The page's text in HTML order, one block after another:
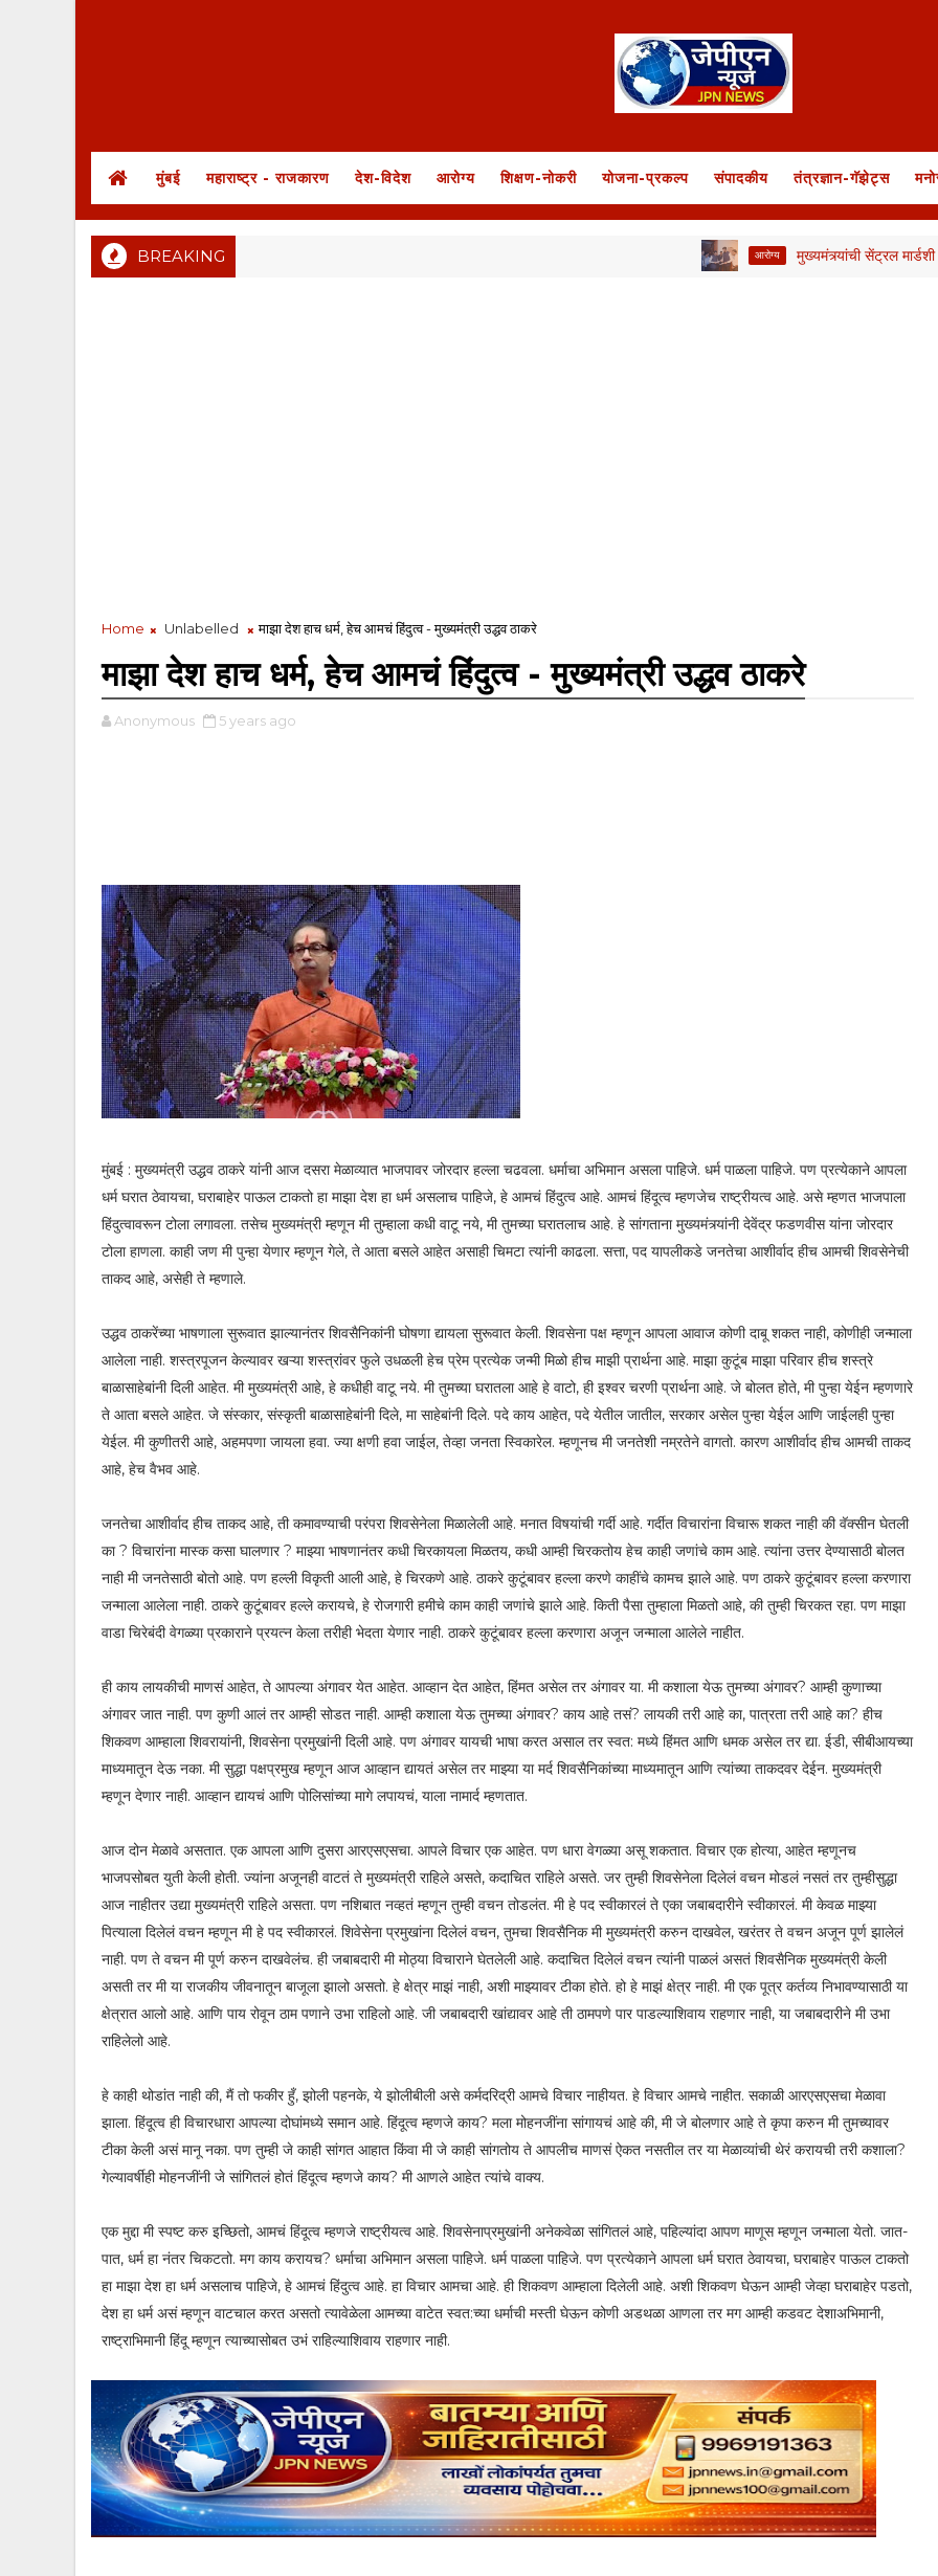
मुंबई महाराष्ट्र - राजकारण देश-विदेश आरोग्य शिक्षण-नोकरी योजना-प्रकल्प संपादकीय तंत्रज्ञान-गॅझेट्स
BREAKING आरोग्य मुख्यमंत्र्यांची सेंट्रल मार्डशी बैठक;
Home Unlabelled माझा देश हाच धर्म, हेच आमचं हिंदुत्व - मुख्यमंत्री उद्धव ठाकरे
माझा देश हाच धर्म, हेच आमचं हिंदुत्व - मुख्यमंत्री उद्धव ठाकरे
Anonymous 5 years ago
मुंबई : मुख्यमंत्री उद्धव ठाकरे यांनी आज दसरा मेळाव्यात भाजपावर जोरदार हल्ला चढवला. धर्माचा अभिमान असला पाहिजे. धर्म पाळला पाहिजे. पण प्रत्येकाने आपला
धर्म घरात ठेवायचा, घराबाहेर पाऊल टाकतो हा माझा देश हा धर्म असलाच पाहिजे, हे आमचं हिंदुत्व आहे. आमचं हिंदूत्व म्हणजेच राष्ट्रीयत्व आहे. असे म्हणत भाजपाला
हिंदुत्वावरून टोला लगावला. तसेच मुख्यमंत्री म्हणून मी तुम्हाला कधी वाटू नये, मी तुमच्या घरातलाच आहे. हे सांगताना मुख्यमंत्र्यांनी देवेंद्र फडणवीस यांना जोरदार
टोला हाणला. काही जण मी पुन्हा येणार म्हणून गेले, ते आता बसले आहेत असाही चिमटा त्यांनी काढला. सत्ता, पद यापलीकडे जनतेचा आशीर्वाद हीच आमची शिवसेनेची
ताकद आहे, असेही ते म्हणाले.
उद्धव ठाकरेंच्या भाषणाला सुरूवात झाल्यानंतर शिवसैनिकांनी घोषणा द्यायला सुरूवात केली. शिवसेना पक्ष म्हणून आपला आवाज कोणी दाबू शकत नाही, कोणीही जन्माला
आलेला नाही. शस्त्रपूजन केल्यावर खऱ्या शस्त्रांवर फुले उधळली हेच प्रेम प्रत्येक जन्मी मिळो हीच माझी प्रार्थना आहे. माझा कुटूंब माझा परिवार हीच शस्त्रे
बाळासाहेबांनी दिली आहेत. मी मुख्यमंत्री आहे, हे कधीही वाटू नये. मी तुमच्या घरातला आहे हे वाटो, ही इश्वर चरणी प्रार्थना आहे. जे बोलत होते, मी पुन्हा येईन म्हणणारे
ते आता बसले आहेत. जे संस्कार, संस्कृती बाळासाहेबांनी दिले, मा साहेबांनी दिले. पदे काय आहेत, पदे येतील जातील, सरकार असेल पुन्हा येईल आणि जाईलही पुन्हा
येईल. मी कुणीतरी आहे, अहमपणा जायला हवा. ज्या क्षणी हवा जाईल, तेव्हा जनता स्विकारेल. म्हणूनच मी जनतेशी नम्रतेने वागतो. कारण आशीर्वाद हीच आमची ताकद
आहे, हेच वैभव आहे.
जनतेचा आशीर्वाद हीच ताकद आहे, ती कमावण्याची परंपरा शिवसेनेला मिळालेली आहे. मनात विषयांची गर्दी आहे. गर्दीत विचारांना विचारू शकत नाही की वॅक्सीन घेतली
का ? विचारांना मास्क कसा घालणार ? माझ्या भाषणानंतर कधी चिरकायला मिळतय, कधी आम्ही चिरकतोय हेच काही जणांचे काम आहे. त्यांना उत्तर देण्यासाठी बोलत
नाही मी जनतेसाठी बोतो आहे. पण हल्ली विकृती आली आहे, हे चिरकणे आहे. ठाकरे कुटूंबावर हल्ला करणे काहींचे कामच झाले आहे. पण ठाकरे कुटूंबावर हल्ला करणारा
जन्माला आलेला नाही. ठाकरे कुटूंबावर हल्ले करायचे, हे रोजगारी हमीचे काम काही जणांचे झाले आहे. किती पैसा तुम्हाला मिळतो आहे, की तुम्ही चिरकत रहा. पण माझा
वाडा चिरेबंदी वेगळ्या प्रकाराने प्रयत्न केला तरीही भेदता येणार नाही. ठाकरे कुटूंबावर हल्ला करणारा अजून जन्माला आलेले नाहीत.
ही काय लायकीची माणसं आहेत, ते आपल्या अंगावर येत आहेत. आव्हान देत आहेत, हिंमत असेल तर अंगावर या. मी कशाला येऊ तुमच्या अंगावर? आम्ही कुणाच्या
अंगावर जात नाही. पण कुणी आलं तर आम्ही सोडत नाही. आम्ही कशाला येऊ तुमच्या अंगावर? काय आहे तसं? लायकी तरी आहे का, पात्रता तरी आहे का? हीच
शिकवण आम्हाला शिवरायांनी, शिवसेना प्रमुखांनी दिली आहे. पण अंगावर यायची भाषा करत असाल तर स्वत: मध्ये हिंमत आणि धमक असेल तर द्या. ईडी, सीबीआयच्या
माध्यमातून देऊ नका. मी सुद्धा पक्षप्रमुख म्हणून आज आव्हान द्यायतं असेल तर माझ्या या मर्द शिवसैनिकांच्या माध्यमातून आणि त्यांच्या ताकदवर देईन. मुख्यमंत्री
म्हणून देणार नाही. आव्हान द्यायचं आणि पोलिसांच्या मागे लपायचं, याला नामार्द म्हणतात.
आज दोन मेळावे असतात. एक आपला आणि दुसरा आरएसएसचा. आपले विचार एक आहेत. पण धारा वेगळ्या असू शकतात. विचार एक होत्या, आहेत म्हणूनच
भाजपसोबत युती केली होती. ज्यांना अजूनही वाटतं ते मुख्यमंत्री राहिले असते, कदाचित राहिले असते. जर तुम्ही शिवसेनेला दिलेलं वचन मोडलं नसतं तर तुम्हीसुद्धा
आज नाहीतर उद्या मुख्यमंत्री राहिले असता. पण नशिबात नव्हतं म्हणून तुम्ही वचन तोडलंत. मी हे पद स्वीकारलं ते एका जबाबदारीने स्वीकारलं. मी केवळ माझ्या
पित्याला दिलेलं वचन म्हणून मी हे पद स्वीकारलं. शिवेसेना प्रमुखांना दिलेलं वचन, तुमचा शिवसैनिक मी मुख्यमंत्री करुन दाखवेल, खरंतर ते वचन अजून पूर्ण झालेलं
नाही. पण ते वचन मी पूर्ण करुन दाखवेलंच. ही जबाबदारी मी मोठ्या विचाराने घेतलेली आहे. कदाचित दिलेलं वचन त्यांनी पाळलं असतं शिवसैनिक मुख्यमंत्री केली
असती तर मी या राजकीय जीवनातून बाजूला झालो असतो. हे क्षेत्र माझं नाही, अशी माझ्यावर टीका होते. हो हे माझं क्षेत्र नाही. मी एक पूत्र कर्तव्य निभावण्यासाठी या
क्षेत्रात आलो आहे. आणि पाय रोवून ठाम पणाने उभा राहिलो आहे. जी जबाबदारी खांद्यावर आहे ती ठामपणे पार पाडल्याशिवाय राहणार नाही, या जबाबदारीने मी उभा
राहिलेलो आहे.
हे काही थोडांत नाही की, मैं तो फकीर हुँ, झोली पहनके, ये झोलीबीली असे कर्मदरिद्री आमचे विचार नाहीयत. हे विचार आमचे नाहीत. सकाळी आरएसएसचा मेळावा
झाला. हिंदूत्व ही विचारधारा आपल्या दोघांमध्ये समान आहे. हिंदूत्व म्हणजे काय? मला मोहनजींना सांगायचं आहे की, मी जे बोलणार आहे ते कृपा करुन मी तुमच्यावर
टीका केली असं मानू नका. पण तुम्ही जे काही सांगत आहात किंवा मी जे काही सांगतोय ते आपलीच माणसं ऐकत नसतील तर या मेळाव्यांची थेरं करायची तरी कशाला?
गेल्यावर्षीही मोहनजींनी जे सांगितलं होतं हिंदूत्व म्हणजे काय? मी आणले आहेत त्यांचे वाक्य.
एक मुद्दा मी स्पष्ट करु इच्छितो, आमचं हिंदूत्व म्हणजे राष्ट्रीयत्व आहे. शिवसेनाप्रमुखांनी अनेकवेळा सांगितलं आहे, पहिल्यांदा आपण माणूस म्हणून जन्माला येतो. जात-
पात, धर्म हा नंतर चिकटतो. मग काय करायच? धर्माचा अभिमान असला पाहिजे. धर्म पाळला पाहिजे. पण प्रत्येकाने आपला धर्म घरात ठेवायचा, घराबाहेर पाऊल टाकतो
हा माझा देश हा धर्म असलाच पाहिजे, हे आमचं हिंदुत्व आहे. हा विचार आमचा आहे. ही शिकवण आम्हाला दिलेली आहे. अशी शिकवण घेऊन आम्ही जेव्हा घराबाहेर पडतो,
देश हा धर्म असं म्हणून वाटचाल करत असतो त्यावेळेला आमच्या वाटेत स्वत:च्या धर्माची मस्ती घेऊन कोणी अडथळा आणला तर मग आम्ही कडवट देशाअभिमानी,
राष्ट्राभिमानी हिंदू म्हणून त्याच्यासोबत उभं राहिल्याशिवाय राहणार नाही.